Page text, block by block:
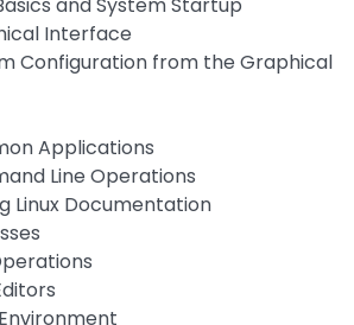
Interface
Configuration from the Graphical
Applications
Line Operations
Linux Documentation